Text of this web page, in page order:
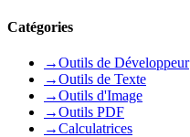
Catégories
→Outils de Développeur
→Outils de Texte
→Outils d'Image
→Outils PDF
→Calculatrices